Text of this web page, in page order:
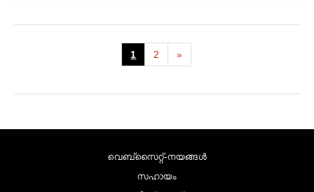
1 2 »
വെബ്സൈറ്റ്-നയങ്ങള്‍
സഹായം